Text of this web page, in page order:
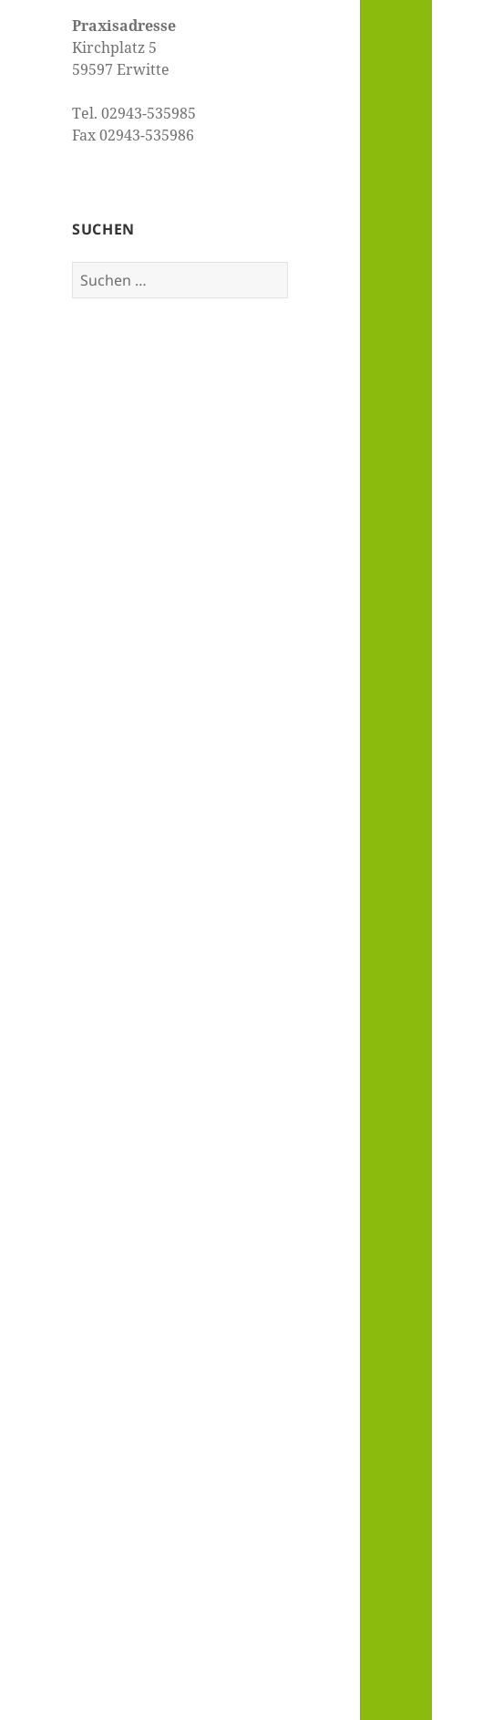
Praxisadresse
Kirchplatz 5
59597 Erwitte
Tel. 02943-535985
Fax 02943-535986
SUCHEN
Suchen
nach: